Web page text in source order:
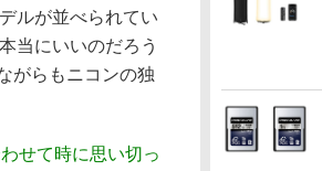
ルが並べられてい
当にいいのだろう
がらもニコンの独
せて時に思い切っ